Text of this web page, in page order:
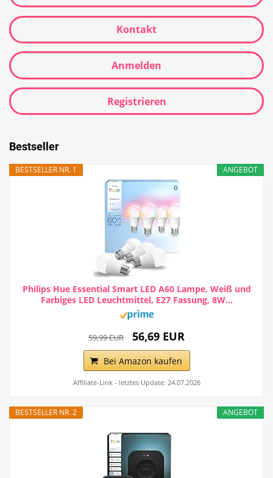
Kontakt
Anmelden
Registrieren
Bestseller
ANGEBOT
BESTSELLER NR. 1
Philips Hue Essential Smart LED A60 Lampe, Weiß und
Farbiges LED Leuchtmittel, E27 Fassung, 8W...
59,99 EUR 56,69 EUR
Bei Amazon kaufen
Affiliate-Link - letztes Update: 24.07.2026
ANGEBOT
BESTSELLER NR. 2